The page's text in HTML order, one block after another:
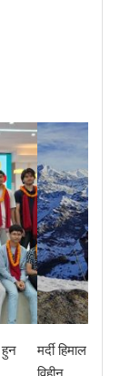
हुन
मर्दी हिमाल
विहीन